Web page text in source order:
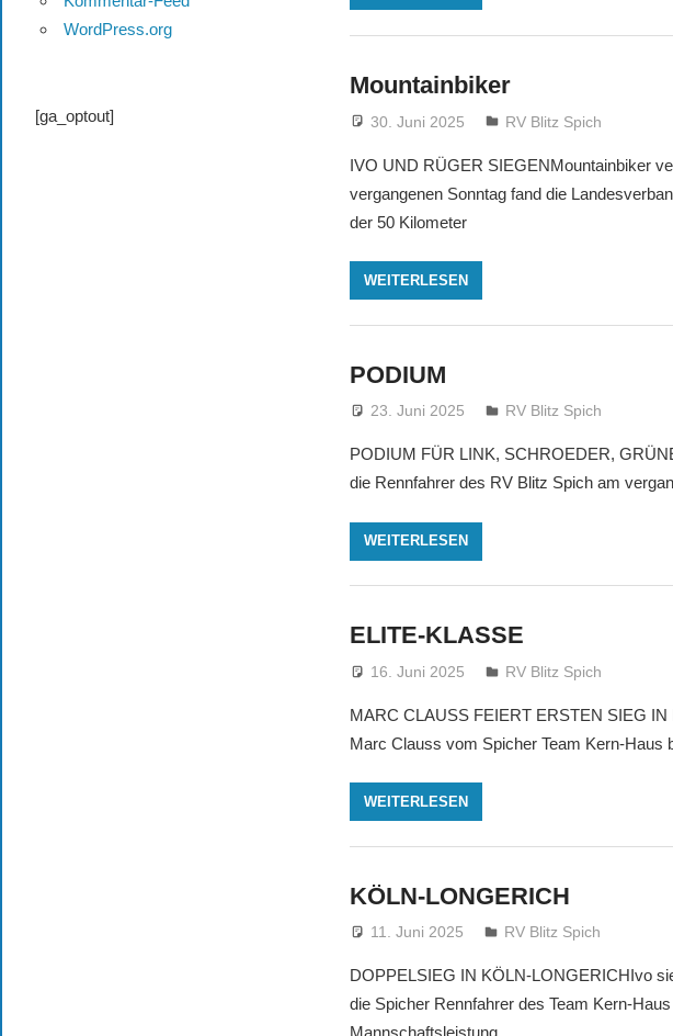
Mountainbiker
30. Juni 2025 treffpunkt
RV Blitz Spich
IVO UND RÜGER SIEGENMountainbiker
vergangenen Sonntag fand die
der 50 Kilometer
WEITERLESEN
PODIUM
23. Juni 2025 treffpunkt
RV Blitz Spich
PODIUM FÜR LINK, SCHROEDER,
die Rennfahrer des RV Blitz Spich am
WEITERLESEN
ELITE-KLASSE
16. Juni 2025 treffpunkt
RV Blitz Spich
MARC CLAUSS FEIERT ERSTEN SIEG
Marc Clauss vom Spicher Team Kern-Haus
WEITERLESEN
KÖLN-LONGERICH
11. Juni 2025 treffpunkt
RV Blitz Spich
DOPPELSIEG IN KÖLN-LONGERICHIvo
die Spicher Rennfahrer des Team Kern-
WordPress.org
[ga_optout]